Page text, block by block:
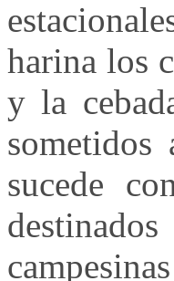
harina los
y la
sucede